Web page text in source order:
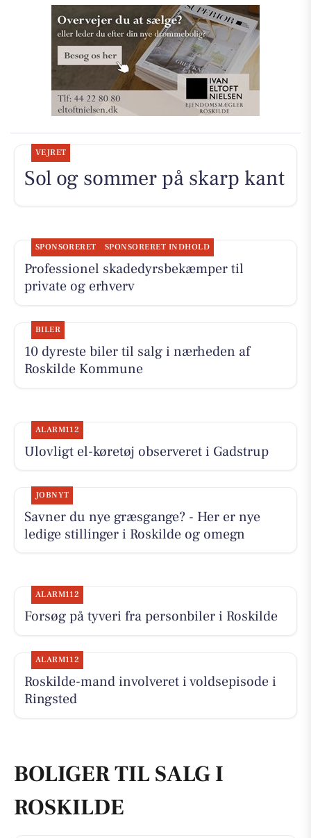
VEJRET
Sol og sommer på skarp kant
SPONSORERET SPONSORERET INDHOLD
Professionel skadedyrsbekæmper til
private og erhverv
BILER
10 dyreste biler til salg i nærheden af
Roskilde Kommune
ALARM112
Ulovligt el-køretøj observeret i Gadstrup
JOBNYT
Savner du nye græsgange? - Her er nye
ledige stillinger i Roskilde og omegn
ALARM112
Forsøg på tyveri fra personbiler i Roskilde
ALARM112
Roskilde-mand involveret i voldsepisode i
Ringsted
BOLIGER TIL SALG I
ROSKILDE